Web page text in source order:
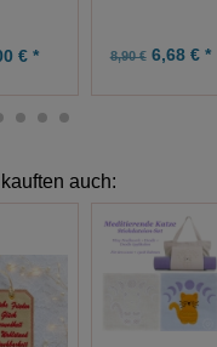
€ * 8,90 €6,68 € *
auch: